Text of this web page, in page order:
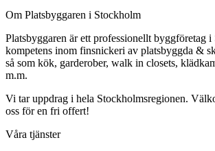
Om Platsbyggaren i Stockholm
Platsbyggaren är ett professionellt byggföretag
kompetens inom finsnickeri av platsbyggda &
så som kök, garderober, walk in closets,
m.m.
Vi tar uppdrag i hela Stockholmsregionen.
oss för en fri offert!
Våra tjänster